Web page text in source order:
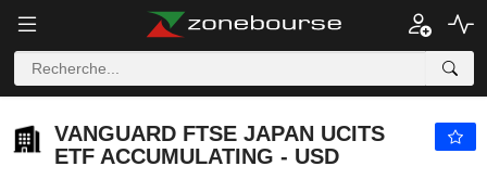
VANGUARD FTSE JAPAN UCITS
ETF ACCUMULATING - USD